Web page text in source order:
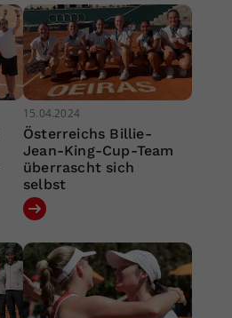
15.04.2024
Österreichs Billie-
Jean-King-Cup-Team
überrascht sich
selbst